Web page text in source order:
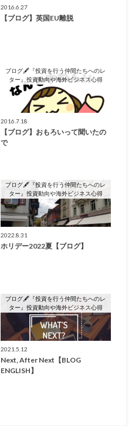
2016.6.27
【ブログ】英国EU離脱
ブログ🖋『投資を行う仲間たちへのレ
ター』投資動向や海外ビジネス心得
2016.7.18
【ブログ】おもろいって聞いたの
で
ブログ🖋『投資を行う仲間たちへのレ
ター』投資動向や海外ビジネス心得
2022.8.31
ホリデー2022夏【ブログ】
ブログ🖋『投資を行う仲間たちへのレ
ター』投資動向や海外ビジネス心得
2021.5.12
Next, After Next【BLOG
ENGLISH】